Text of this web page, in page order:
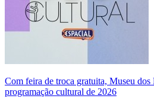
Com feira de troca gratuita, Museu dos
programação cultural de 2026